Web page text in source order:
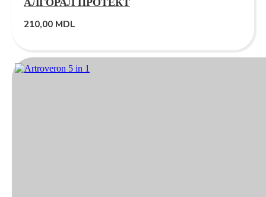
210,00 MDL